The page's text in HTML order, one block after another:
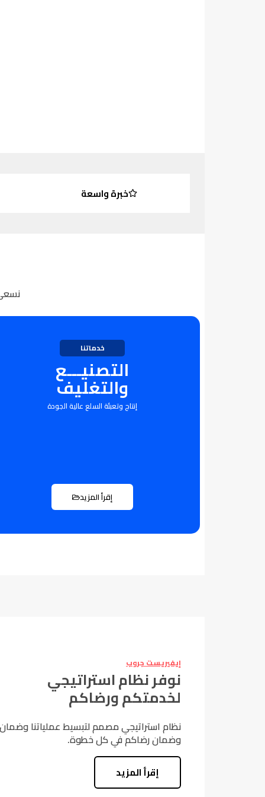
خبرة واسعة
خدماتنا
التصنيـــع
والتغليف
إنتاج وتعبئة السلع عالية الجودة
إقرأ المزيد
إيفيريست جروب
نوفر نظام استراتيجي
لخدمتكم ورضاكم
نظام استراتيجي مصمم لتبسيط عملياتنا
وضمان رضاكم في كل خطوة.
إقرأ المزيد